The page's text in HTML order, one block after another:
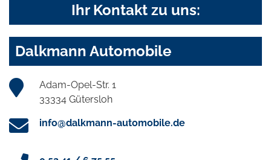
Ihr Kontakt zu uns:
Dalkmann Automobile
Adam-Opel-Str. 1
33334 Gütersloh
info@dalkmann-automobile.de